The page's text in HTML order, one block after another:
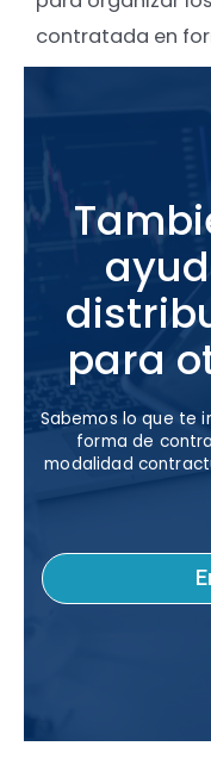
contratada en
para
Sabemos lo que te
forma de
modalidad